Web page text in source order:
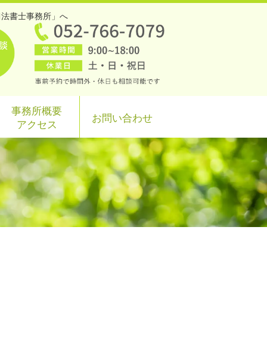
書士事務所」へ
事務所概要
アクセス
お問い合わせ